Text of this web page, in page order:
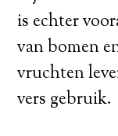
is echter
van bomen
vruchten
vers gebruik.